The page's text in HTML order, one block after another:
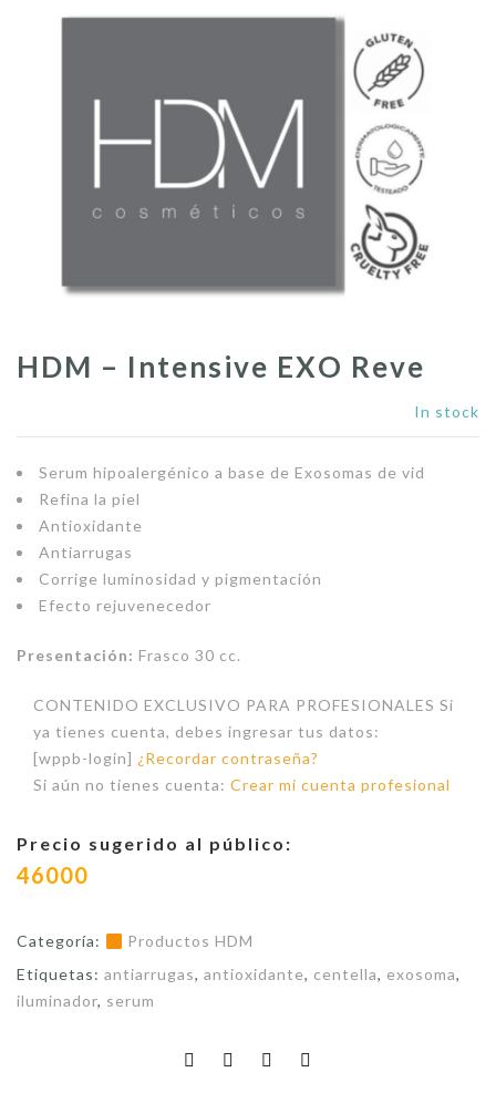
HDM – Intensive EXO Reve
In stock
Serum hipoalergénico a base de Exosomas de vid
Refina la piel
Antioxidante
Antiarrugas
Corrige luminosidad y pigmentación
Efecto rejuvenecedor
Presentación: Frasco 30 cc.
CONTENIDO EXCLUSIVO PARA PROFESIONALES Si
ya tienes cuenta, debes ingresar tus datos:
[wppb-login] ¿Recordar contraseña?
Si aún no tienes cuenta: Crear mi cuenta profesional
Precio sugerido al público:
46000
Categoría:
Productos HDM
Etiquetas: antiarrugas, antioxidante, centella, exosoma,
iluminador, serum